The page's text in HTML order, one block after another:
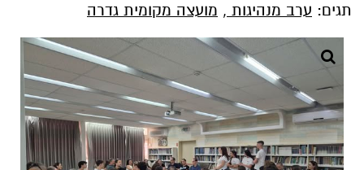
תגים: ערב מנהיגות , מועצה מקומית גדרה